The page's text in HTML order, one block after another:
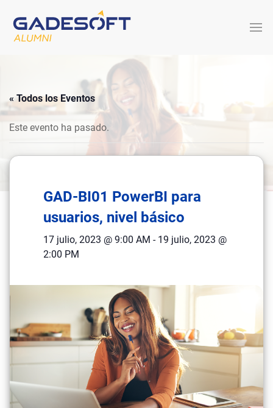
« Todos los Eventos
Este evento ha pasado.
GAD-BI01 PowerBI para
usuarios, nivel básico
17 julio, 2023 @ 9:00 AM - 19 julio, 2023 @
2:00 PM